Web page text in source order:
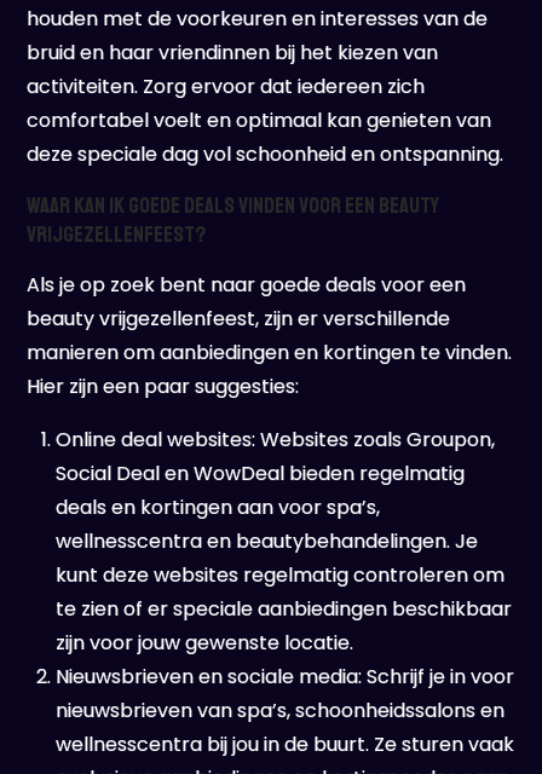
houden met de voorkeuren en interesses van de
bruid en haar vriendinnen bij het kiezen van
activiteiten. Zorg ervoor dat iedereen zich
comfortabel voelt en optimaal kan genieten van
deze speciale dag vol schoonheid en ontspanning.
Waar kan ik goede deals vinden voor een beauty
vrijgezellenfeest?
Als je op zoek bent naar goede deals voor een
beauty vrijgezellenfeest, zijn er verschillende
manieren om aanbiedingen en kortingen te vinden.
Hier zijn een paar suggesties:
Online deal websites: Websites zoals Groupon,
Social Deal en WowDeal bieden regelmatig
deals en kortingen aan voor spa’s,
wellnesscentra en beautybehandelingen. Je
kunt deze websites regelmatig controleren om
te zien of er speciale aanbiedingen beschikbaar
zijn voor jouw gewenste locatie.
Nieuwsbrieven en sociale media: Schrijf je in voor
nieuwsbrieven van spa’s, schoonheidssalons en
wellnesscentra bij jou in de buurt. Ze sturen vaak